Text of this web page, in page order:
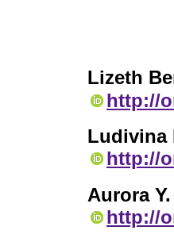
Lizeth
http://
Ludivina
http://
Aurora
http://